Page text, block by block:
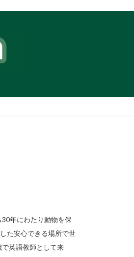
年にわたり動物を保
た安心できる場所で世
英語教師として来